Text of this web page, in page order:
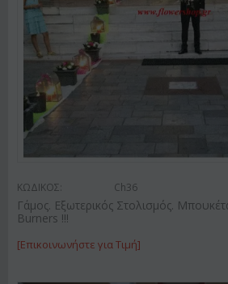
ΚΩΔΙΚΟΣ: Ch36
Γάμος. Εξωτερικός Στολισμός.
Burners !!!
[Επικοινωνήστε για Τιμή]